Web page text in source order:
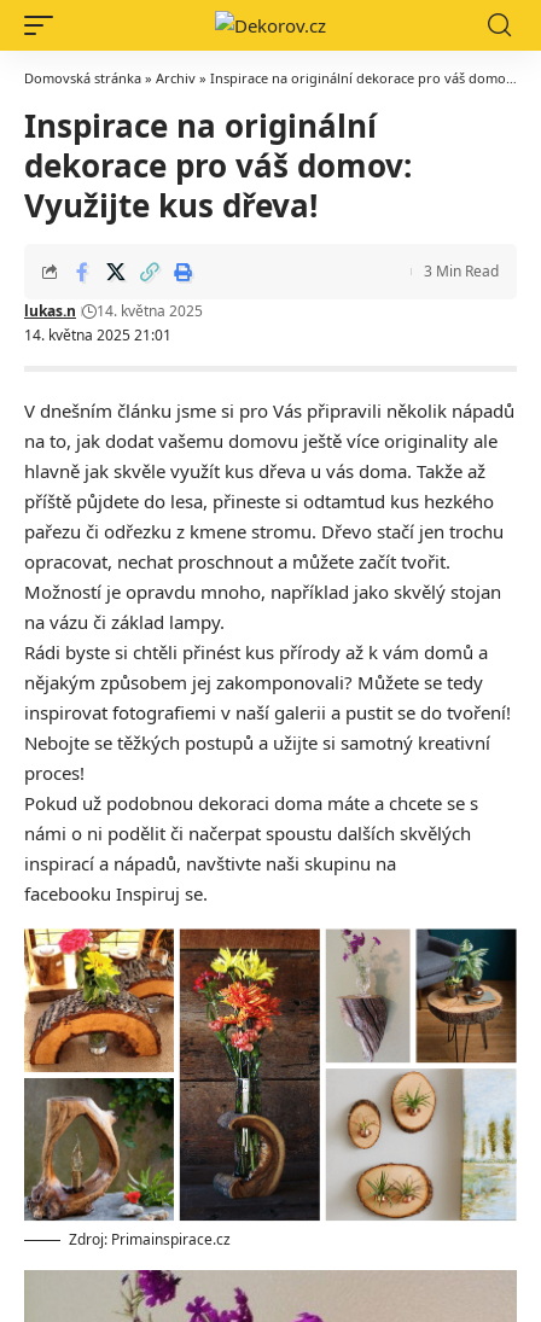
Domovská stránka » Archiv » Inspirace na originální dekorace pro váš domov: Využijte kus dřeva!
Inspirace na originální
dekorace pro váš domov:
Využijte kus dřeva!
14. května 2025 21:01
lukas.n 14. května 2025
3 Min Read
V dnešním článku jsme si pro Vás připravili několik nápadů
na to, jak dodat vašemu domovu ještě více originality ale
hlavně jak skvěle využít kus dřeva u vás doma. Takže až
příště půjdete do lesa, přineste si odtamtud kus hezkého
pařezu či odřezku z kmene stromu. Dřevo stačí jen trochu
opracovat, nechat proschnout a můžete začít tvořit.
Možností je opravdu mnoho, například jako skvělý stojan
na vázu či základ lampy.
Rádi byste si chtěli přinést kus přírody až k vám domů a
nějakým způsobem jej zakomponovali? Můžete se tedy
inspirovat fotografiemi v naší galerii a pustit se do tvoření!
Nebojte se těžkých postupů a užijte si samotný kreativní
proces!
Pokud už podobnou dekoraci doma máte a chcete se s
námi o ni podělit či načerpat spoustu dalších skvělých
inspirací a nápadů, navštivte naši skupinu na
facebooku Inspiruj se.
Zdroj: Primainspirace.cz